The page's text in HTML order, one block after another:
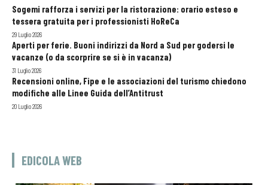
Sogemi rafforza i servizi per la ristorazione: orario esteso e
tessera gratuita per i professionisti HoReCa
29 Luglio 2026
Aperti per ferie. Buoni indirizzi da Nord a Sud per godersi le
vacanze (o da scorprire se si è in vacanza)
31 Luglio 2026
Recensioni online, Fipe e le associazioni del turismo chiedono
modifiche alle Linee Guida dell’Antitrust
20 Luglio 2026
EDICOLA WEB